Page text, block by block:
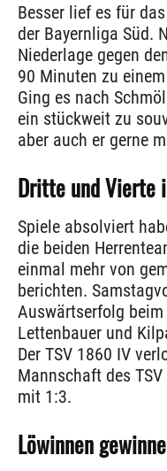
Besser lief es für
der Bayernliga Süd.
Niederlage gegen
90 Minuten zu
Ging es nach
ein stückweit zu
aber auch er gerne
Dritte und Vierte
Spiele absolviert
die beiden
einmal mehr von
berichten.
Auswärtserfolg
Lettenbauer und
Der TSV 1860 IV
Mannschaft des
mit 1:3.
Löwinnen